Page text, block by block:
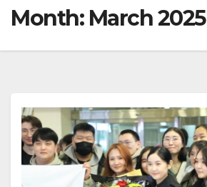
Month: March 2025